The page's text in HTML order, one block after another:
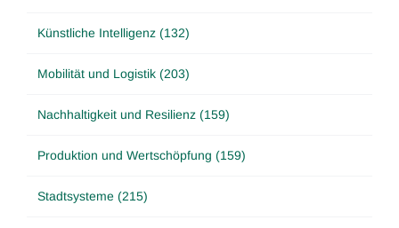
Künstliche Intelligenz (132)
Mobilität und Logistik (203)
Nachhaltigkeit und Resilienz (159)
Produktion und Wertschöpfung (159)
Stadtsysteme (215)